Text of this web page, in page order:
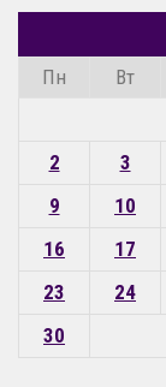
Пн
Вт
2
3
9
10
16
17
23
24
30